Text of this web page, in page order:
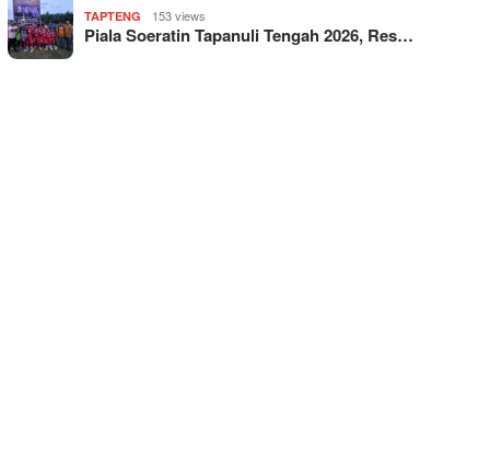
TAPTENG 153 views
Piala Soeratin Tapanuli Tengah 2026, Res…